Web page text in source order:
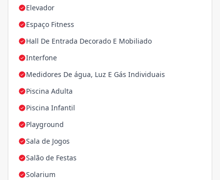
Elevador
Espaço Fitness
Hall De Entrada Decorado E Mobiliado
Interfone
Medidores De água, Luz E Gás Individuais
Piscina Adulta
Piscina Infantil
Playground
Sala de Jogos
Salão de Festas
Solarium